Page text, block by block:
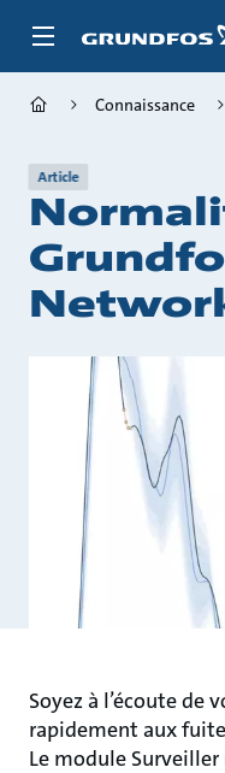
Connaissance
Article
Soyez à l’écoute de
rapidement aux
Le module